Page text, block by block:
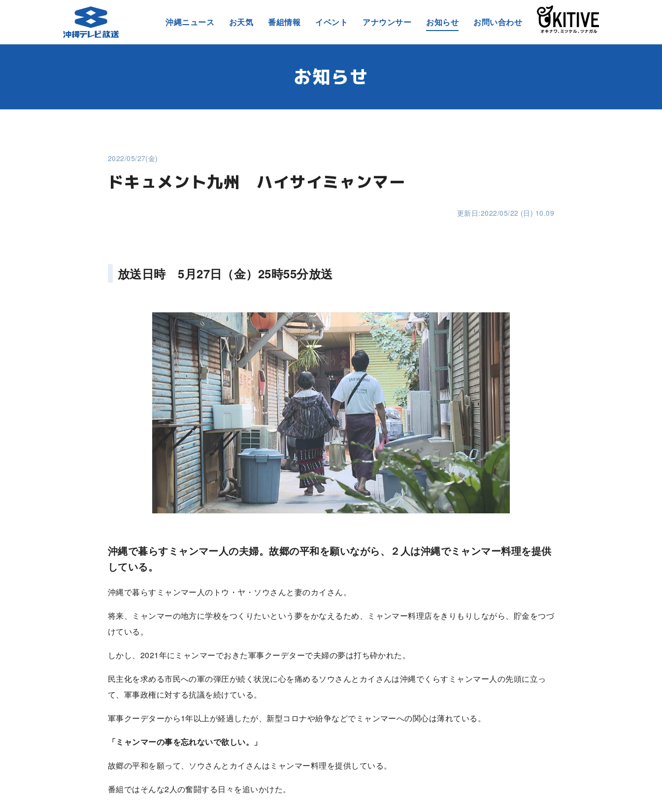
沖縄ニュース お天気 番組情報 イベント アナウンサー お知らせ お問い合わせ
お知らせ
2022/05/27(金)
ドキュメント九州 ハイサイミャンマー
更新日:2022/05/22 (日) 10.09
放送日時 5月27日（金）25時55分放送
沖縄で暮らすミャンマー人の夫婦。故郷の平和を願いながら、２人は沖縄でミャンマー料理を提供
している。
沖縄で暮らすミャンマー人のトウ・ヤ・ソウさんと妻のカイさん。
将来、ミャンマーの地方に学校をつくりたいという夢をかなえるため、ミャンマー料理店をきりもりしながら、貯金をつづ
けている。
しかし、2021年にミャンマーでおきた軍事クーデターで夫婦の夢は打ち砕かれた。
民主化を求める市民への軍の弾圧が続く状況に心を痛めるソウさんとカイさんは沖縄でくらすミャンマー人の先頭に立っ
て、軍事政権に対する抗議を続けている。
軍事クーデターから1年以上が経過したが、新型コロナや紛争などでミャンマーへの関心は薄れている。
「ミャンマーの事を忘れないで欲しい。」
故郷の平和を願って、ソウさんとカイさんはミャンマー料理を提供している。
番組ではそんな2人の奮闘する日々を追いかけた。